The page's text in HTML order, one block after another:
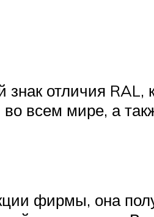
знак отличия
всем мире, а
фирмы, она